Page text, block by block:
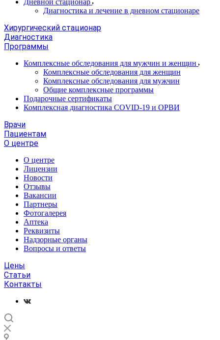
Дневной стационар
Диагностика и лечение в дневном стационаре
Хирургический стационар
Диагностика
Программы
Комплексные обследования для мужчин и женщин
Комплексные обследования для женщин
Комплексные обследования для мужчин
Общие комплексные программы
Подарочные сертификаты
Комплексная диагностика COVID-19 и ОРВИ
Врачи
Пациентам
О центре
О центре
Лицензии
Новости
Отзывы
Вакансии
Партнеры
Фотогалерея
Аптека
Реквизиты
Надзорные органы
Вопросы и ответы
Цены
Статьи
Контакты